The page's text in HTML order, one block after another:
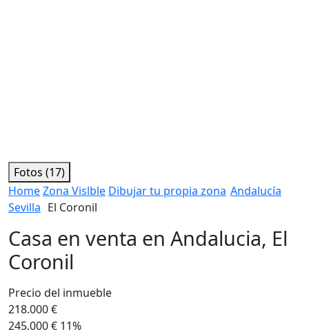
Fotos (17)
HomeZona Vislble Dibujar tu propia zona Andalucía
Sevilla El Coronil
Casa en venta en Andalucia, El
Coronil
Precio del inmueble
218.000 €
245.000 € 11%